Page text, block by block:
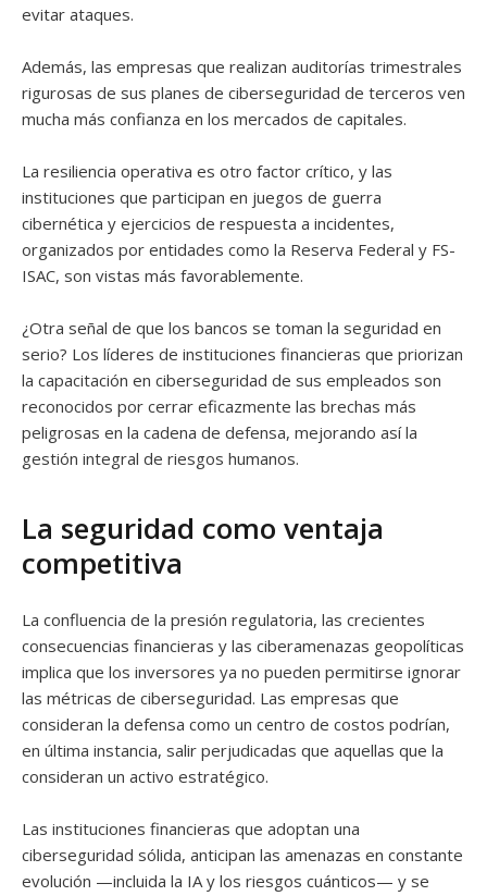
evitar ataques.
Además, las empresas que realizan auditorías trimestrales
rigurosas de sus planes de ciberseguridad de terceros ven
mucha más confianza en los mercados de capitales.
La resiliencia operativa es otro factor crítico, y las
instituciones que participan en juegos de guerra
cibernética y ejercicios de respuesta a incidentes,
organizados por entidades como la Reserva Federal y FS-
ISAC, son vistas más favorablemente.
¿Otra señal de que los bancos se toman la seguridad en
serio? Los líderes de instituciones financieras que priorizan
la capacitación en ciberseguridad de sus empleados son
reconocidos por cerrar eficazmente las brechas más
peligrosas en la cadena de defensa, mejorando así la
gestión integral de riesgos humanos.
La seguridad como ventaja
competitiva
La confluencia de la presión regulatoria, las crecientes
consecuencias financieras y las ciberamenazas geopolíticas
implica que los inversores ya no pueden permitirse ignorar
las métricas de ciberseguridad. Las empresas que
consideran la defensa como un centro de costos podrían,
en última instancia, salir perjudicadas que aquellas que la
consideran un activo estratégico.
Las instituciones financieras que adoptan una
ciberseguridad sólida, anticipan las amenazas en constante
evolución —incluida la IA y los riesgos cuánticos— y se